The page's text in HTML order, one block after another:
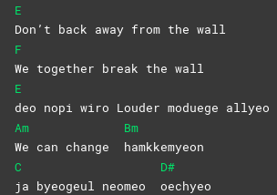
E
Don’t back away from the wall
F
We together break the wall
E
deo nopi wiro Louder moduege allyeo
Am
We can change
Bm
hamkkemyeon
C
ja byeogeul neomeo
D#
oechyeo